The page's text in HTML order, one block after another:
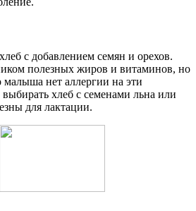
с добавлением семян и орехов.
полезных жиров и витаминов, но
малыша нет аллергии на эти
хлеб с семенами льна или
для лактации.